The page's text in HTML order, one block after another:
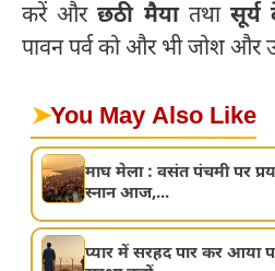
करें औरछठी मैयातथासूर्य
पावन पर्व को और भी जोश और
➤You May Also Like
माघ मेला : वसंत पंचमी पर
स्नान आज,...
प्यार में सरहद पार कर आया